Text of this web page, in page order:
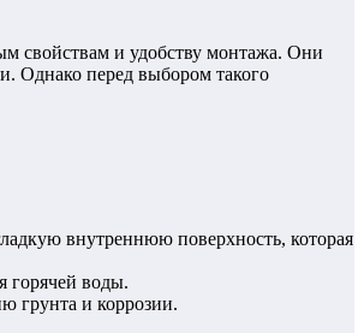
свойствам и удобству монтажа. Они
Однако перед выбором такого
внутреннюю поверхность, которая
горячей воды.
грунта и коррозии.